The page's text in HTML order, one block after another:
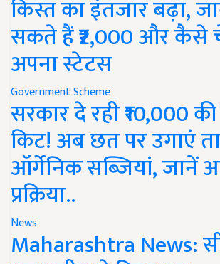
किस्त का इंतजार बढ़ा,
सकते हैं ₹2,000 और
अपना स्टेटस
Government Scheme
सरकार दे रही ₹10,000 की
किट! अब छत पर उगाएं
ऑर्गेनिक सब्जियां, जानें
प्रक्रिया..
News
Maharashtra News: